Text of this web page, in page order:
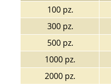
100 pz.
300 pz.
500 pz.
1000 pz.
2000 pz.